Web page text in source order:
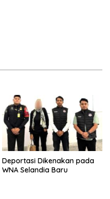
Deportasi Dikenakan pada
WNA Selandia Baru